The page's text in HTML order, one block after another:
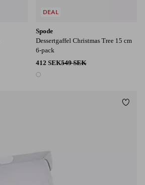
Spode
Dessertgaffel Christmas Tree 15 cm
6-pack
412 SEK549 SEK
1 färg
DEAL